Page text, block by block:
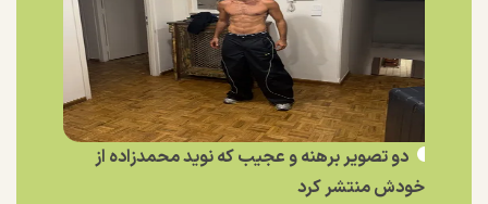
دو تصویر برهنه و عجیب که نوید محمدزاده از
خودش منتشر کرد